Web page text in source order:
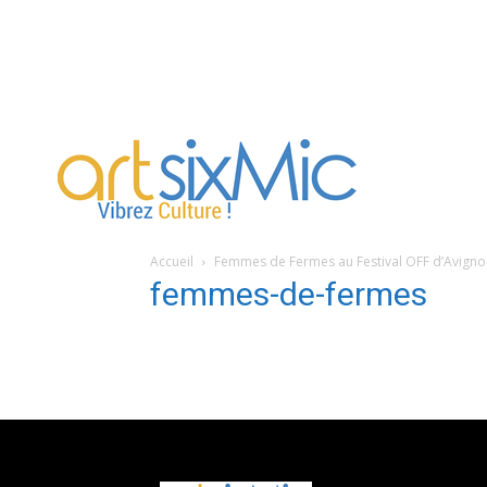
artsixMic
Accueil Femmes de Fermes au Festival OFF
femmes-de-fermes